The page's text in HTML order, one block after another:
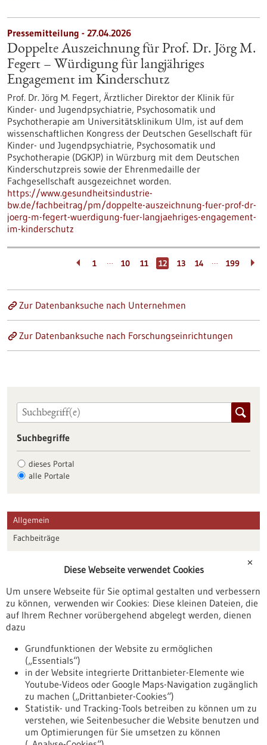
Pressemitteilung - 27.04.2026
Doppelte Auszeichnung für Prof. Dr. Jörg M.
Fegert – Würdigung für langjähriges
Engagement im Kinderschutz
Prof. Dr. Jörg M. Fegert, Ärztlicher Direktor der Klinik für
Kinder-​ und Jugendpsychiatrie, Psychosomatik und
Psychotherapie am Universitätsklinikum Ulm, ist auf dem
wissenschaftlichen Kongress der Deutschen Gesellschaft für
Kinder-​ und Jugendpsychiatrie, Psychosomatik und
Psychotherapie (DGKJP) in Würzburg mit dem Deutschen
Kinderschutzpreis sowie der Ehrenmedaille der
Fachgesellschaft ausgezeichnet worden.
https://www.gesundheitsindustrie-
bw.de/fachbeitrag/pm/doppelte-auszeichnung-fuer-prof-dr-
joerg-m-fegert-wuerdigung-fuer-langjaehriges-engagement-
im-kinderschutz
1 … 10 11 12 13 14 … 199
Zur Datenbanksuche nach Unternehmen
Zur Datenbanksuche nach Forschungseinrichtungen
Suchbegriffe
dieses Portal
alle Portale
Allgemein
Fachbeiträge
Veranstaltungen
Erscheinungsdatum
Nach oben
✕
Diese Webseite verwendet Cookies
Um unsere Webseite für Sie optimal gestalten und verbessern
zu können, verwenden wir Cookies: Diese kleinen Dateien, die
auf Ihrem Rechner vorübergehend abgelegt werden, dienen
dazu
Grundfunktionen der Website zu ermöglichen
(„Essentials“)
in der Website integrierte Drittanbieter-Elemente wie
Youtube-Videos oder Google Maps-Navigation zugänglich
zu machen („Drittanbieter-Cookies“)
Statistik- und Tracking-Tools betreiben zu können um zu
verstehen, wie Seitenbesucher die Website benutzen und
um Optimierungen für Sie umsetzen zu können